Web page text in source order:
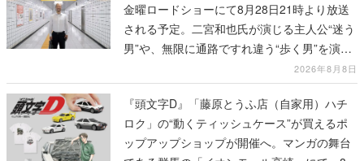
金曜ロードショーにて8月28日21時より放送
される予定。二宮和也氏が演じる主人公“迷う
男”や、無限に通路ですれ違う“歩く男”を演じ
2026年8月8日
『頭文字D』「藤原とうふ店（自家用）ハチ
ロク」の“動くティッシュケース”が買えるポ
ップアップショップが開催へ。マンガの舞台